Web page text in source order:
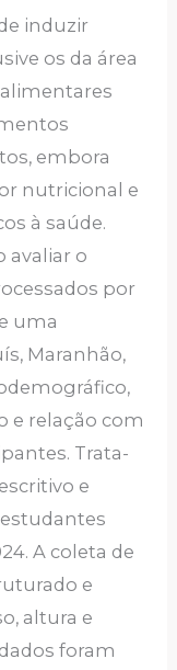
induzir
os da área
embora
nutricional e
à saúde.
avaliar o
por
uma
Maranhão,
e relação com
Trata-
e
A coleta de
e
altura e
foram